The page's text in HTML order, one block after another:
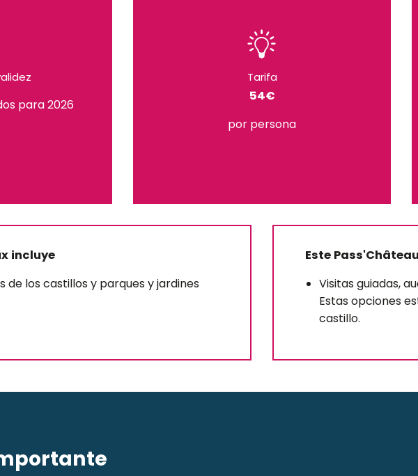
para 2026
Tarifa
54€
por persona
incluye
de los castillos y parques y jardines
Este
Visitas guiadas,
Estas opciones
castillo.